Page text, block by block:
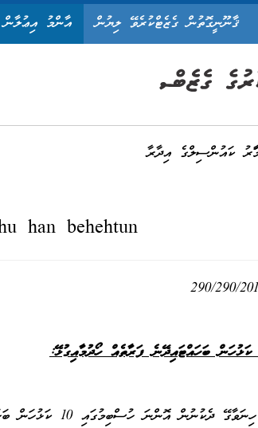
ޤާނޫނީގޮތުން ގެޒެޓްކުރެވޭ ލިޔުން އާންމު އިޢުލާން
ކައުންސިލްގެ އިދާރާ
han behehtun
ވާރޭފެން